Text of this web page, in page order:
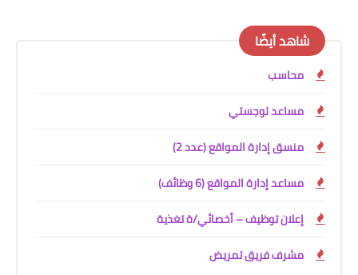
شاهد أيضًا
محاسب
مساعد لوجستي
منسق إدارة المواقع (عدد 2)
مساعد إدارة المواقع (6 وظائف)
إعلان توظيف – أخصائي/ة تغذية
مشرف فريق تمريض